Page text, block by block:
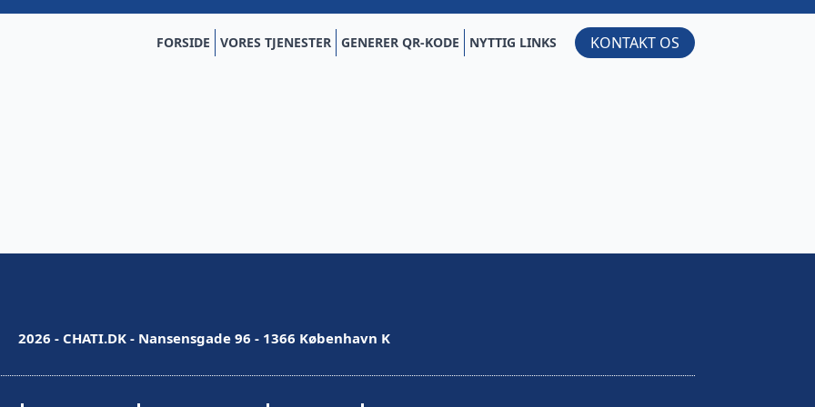
FORSIDE VORES TJENESTER GENERER QR-KODE NYTTIG LINKS KONTAKT OS
2026 - CHATI.DK - Nansensgade 96 - 1366 København K